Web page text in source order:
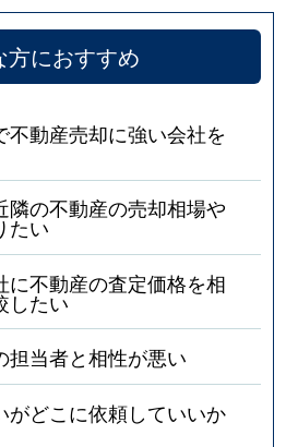
方におすすめ
不動産売却に強い会社を
隣の不動産の売却相場や
たい
に不動産の査定価格を相
したい
担当者と相性が悪い
がどこに依頼していいか